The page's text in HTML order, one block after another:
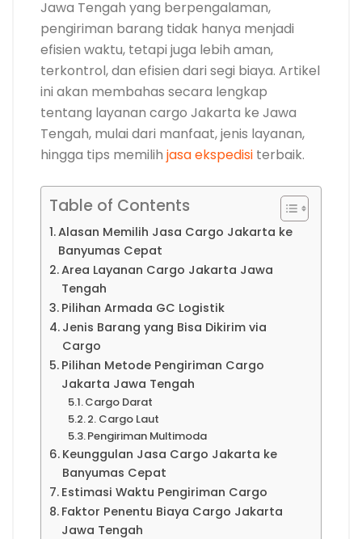
Jawa Tengah yang berpengalaman,
pengiriman barang tidak hanya menjadi
efisien waktu, tetapi juga lebih aman,
terkontrol, dan efisien dari segi biaya. Artikel
ini akan membahas secara lengkap
tentang layanan cargo Jakarta ke Jawa
Tengah, mulai dari manfaat, jenis layanan,
hingga tips memilih jasa ekspedisi terbaik.
Table of Contents
Alasan Memilih Jasa Cargo Jakarta ke
Banyumas Cepat
Area Layanan Cargo Jakarta Jawa
Tengah
Pilihan Armada GC Logistik
Jenis Barang yang Bisa Dikirim via
Cargo
Pilihan Metode Pengiriman Cargo
Jakarta Jawa Tengah
Cargo Darat
2. Cargo Laut
Pengiriman Multimoda
Keunggulan Jasa Cargo Jakarta ke
Banyumas Cepat
Estimasi Waktu Pengiriman Cargo
Faktor Penentu Biaya Cargo Jakarta
Jawa Tengah